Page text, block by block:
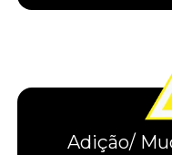
Adição/